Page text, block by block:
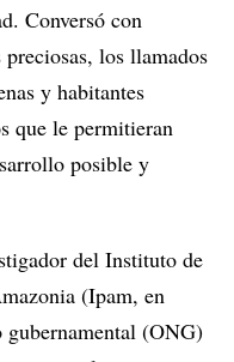
Conversó con
los llamados
y habitantes
que le permitieran
posible y
del Instituto de
(Ipam, en
(ONG)